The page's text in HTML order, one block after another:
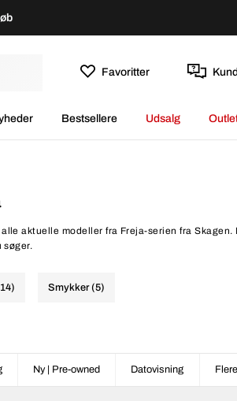
Favoritter
Bestsellere Udsalg
aktuelle modeller fra Freja-serien fra Skagen.
søger.
Smykker (5)
Ny | Pre-owned Datovisning